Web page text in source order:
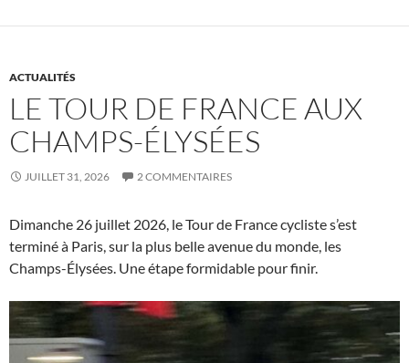
ACTUALITÉS
LE TOUR DE FRANCE AUX
CHAMPS-ÉLYSÉES
JUILLET 31, 2026 2 COMMENTAIRES
Dimanche 26 juillet 2026, le Tour de France cycliste s’est
terminé à Paris, sur la plus belle avenue du monde, les
Champs-Élysées. Une étape formidable pour finir.